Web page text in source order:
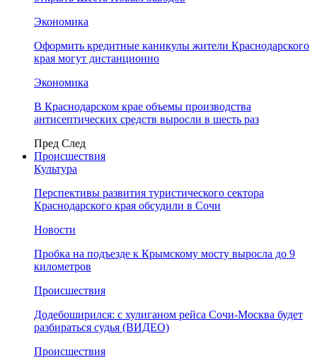
Экономика
Оформить кредитные каникулы жители Краснодарского
края могут дистанционно
Экономика
В Краснодарском крае объемы производства
антисептических средств выросли в шесть раз
Пред След
Происшествия
Культура
Перспективы развития туристического сектора
Краснодарского края обсудили в Сочи
Новости
Пробка на подъезде к Крымскому мосту выросла до 9
километров
Происшествия
Додебоширился: с хулиганом рейса Сочи-Москва будет
разбираться судья (ВИДЕО)
Происшествия